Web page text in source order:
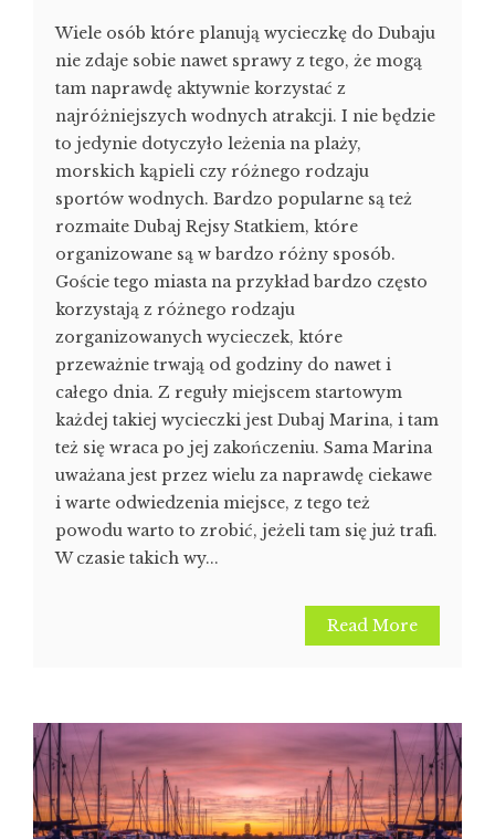
Wiele osób które planują wycieczkę do Dubaju
nie zdaje sobie nawet sprawy z tego, że mogą
tam naprawdę aktywnie korzystać z
najróżniejszych wodnych atrakcji. I nie będzie
to jedynie dotyczyło leżenia na plaży,
morskich kąpieli czy różnego rodzaju
sportów wodnych. Bardzo popularne są też
rozmaite Dubaj Rejsy Statkiem, które
organizowane są w bardzo różny sposób.
Goście tego miasta na przykład bardzo często
korzystają z różnego rodzaju
zorganizowanych wycieczek, które
przeważnie trwają od godziny do nawet i
całego dnia. Z reguły miejscem startowym
każdej takiej wycieczki jest Dubaj Marina, i tam
też się wraca po jej zakończeniu. Sama Marina
uważana jest przez wielu za naprawdę ciekawe
i warte odwiedzenia miejsce, z tego też
powodu warto to zrobić, jeżeli tam się już trafi.
W czasie takich wy...
Read More